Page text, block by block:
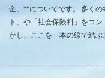
金」**についてです。 多く
ト」や「社会保険料」をコ
かし、ここを一本の線で結